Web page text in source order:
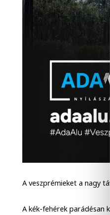
A veszprémieket a nagy
A kék-fehérek parádésan